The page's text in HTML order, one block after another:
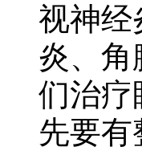
视神经
炎、角
们治疗
先要有